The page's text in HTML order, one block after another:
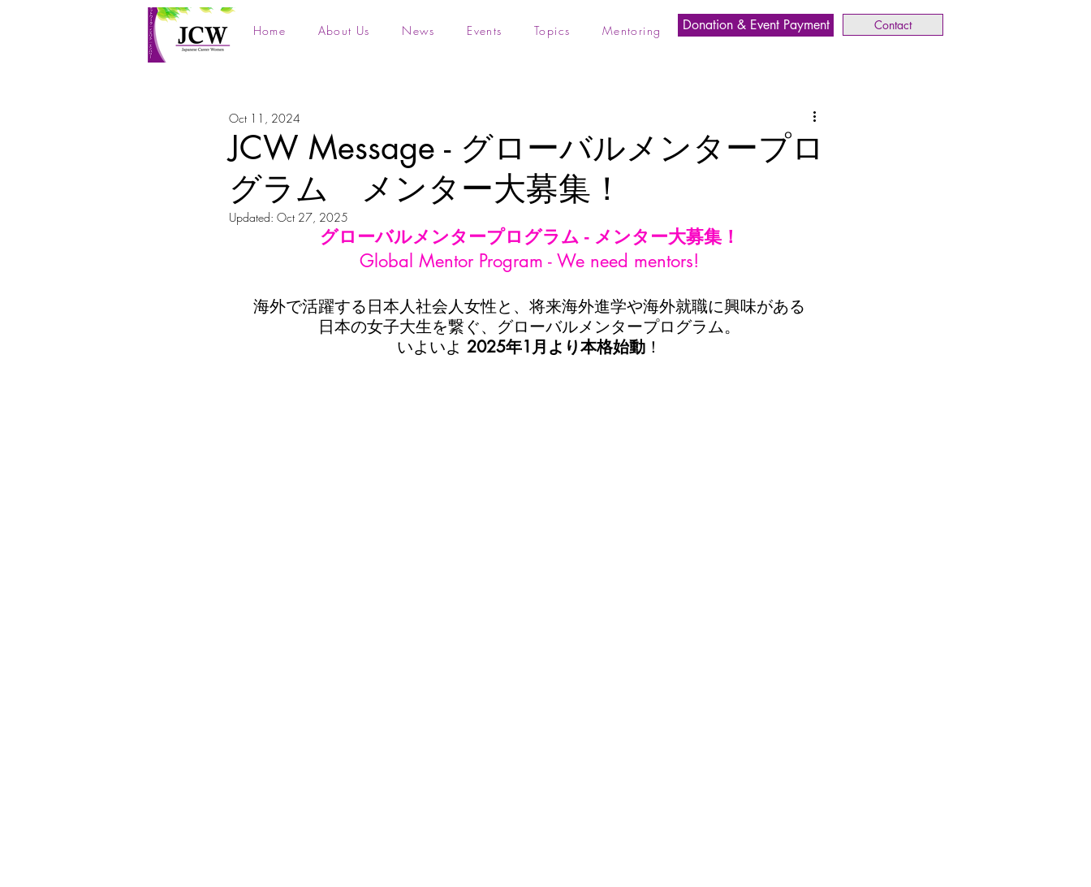
Home About Us News Events Topics Mentoring Donation & Event Payment Contact
JCW Message - グローバルメンタープロ
グラム メンター大募集！
Oct 11, 2024
Updated: Oct 27, 2025
グローバルメンタープログラム - メンター大募集！
Global Mentor Program - We need mentors!
海外で活躍する日本人社会人女性と、将来海外進学や海外就職に興味がある
日本の女子大生を繋ぐ、グローバルメンタープログラム。
いよいよ 2025年1月より本格始動 ！